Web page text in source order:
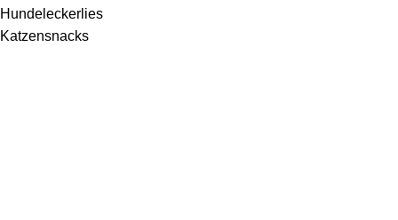
Hundeleckerlies
Katzensnacks